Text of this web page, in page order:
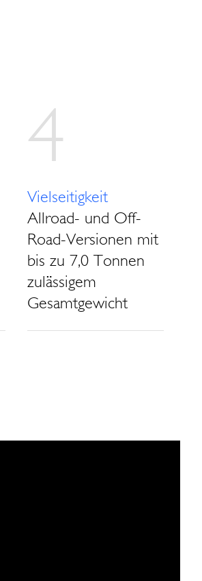
4
Vielseitigkeit
Allroad- und Off-
Road-Versionen mit
bis zu 7,0 Tonnen
zulässigem
Gesamtgewicht